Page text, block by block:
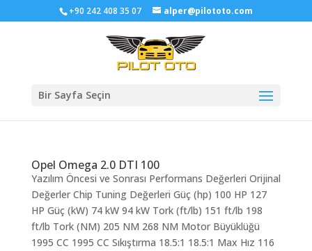
+90 242 408 35 07 alper@pilototo.com
Bir Sayfa Seçin
Opel Omega 2.0 DTI 100
Yazılım Öncesi ve Sonrası Performans Değerleri Orijinal
Değerler Chip Tuning Değerleri Güç (hp) 100 HP 127
HP Güç (kW) 74 kW 94 kW Tork (ft/lb) 151 ft/lb 198
ft/lb Tork (NM) 205 NM 268 NM Motor Büyüklüğü
1995 CC 1995 CC Sıkıştırma 18.5:1 18.5:1 Max Hız 116